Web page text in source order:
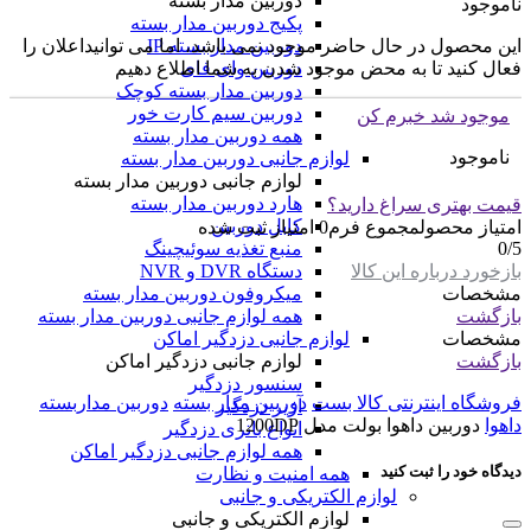
پکیج دوربین مدار بسته
دوربین مدار بسته IP
دوربین وای فای
دوربین مدار بسته کوچک
دوربین سیم کارت خور
همه دوربین مدار بسته
لوازم جانبی دوربین مدار بسته
لوازم جانبی دوربین مدار بسته
هارد دوربین مدار بسته
کابل دوربین
منبع تغذیه سوئیچینگ
دستگاه DVR و NVR
میکروفون دوربین مدار بسته
همه لوازم جانبی دوربین مدار بسته
لوازم جانبی دزدگیر اماکن
لوازم جانبی دزدگیر اماکن
سنسور دزدگیر
آژیر دزدگیر
انواع باتری دزدگیر
همه لوازم جانبی دزدگیر اماکن
همه امنیت و نظارت
لوازم الکتریکی و جانبی
لوازم الکتریکی و جانبی
این محصول در حال حاضر موجود نمی باشد، اما می توانیداعلان را
فعال کنید تا به محض موجود شدن به شما اطلاع دهیم
موجود شد خبرم کن
ناموجود
قیمت بهتری سراغ دارید؟
امتیاز محصولمجموع فرم0امتیاز ثبت شده
0/5
بازخورد درباره این کالا
مشخصات
بازگشت
مشخصات
بازگشت
فروشگاه اینترنتی کالا بست دوربین مدار بسته دوربین مداربسته
داهوا دوربین داهوا بولت مدل 1200DP
دیدگاه خود را ثبت کنید